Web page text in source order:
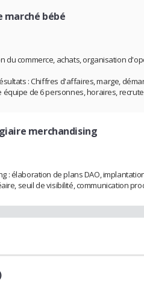
marché bébé
du commerce, achats, organisation
: Chiffres d'affaires, marge,
équipe de 6 personnes, horaires,
merchandising
: élaboration de plans DAO,
seuil de visibilité, communication